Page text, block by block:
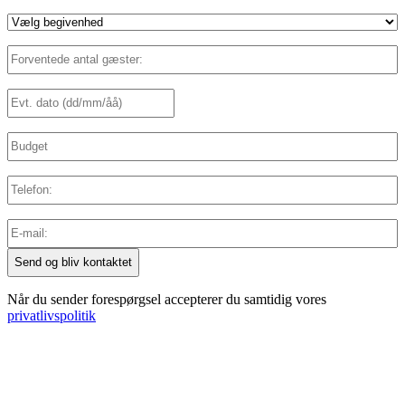
Eventtype(Påkrævet)
Forventede
antal
(Påkrævet)
Dato (Påkrævet)
YYYY
Budget
Telefon
E-
mail(Påkrævet)
Når du sender forespørgsel accepterer du samtidig vores
privatlivspolitik